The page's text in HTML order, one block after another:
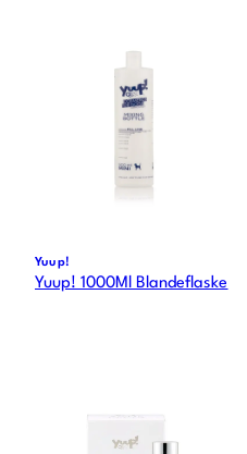
Yuup!
Yuup! 1000Ml Blandeflaske